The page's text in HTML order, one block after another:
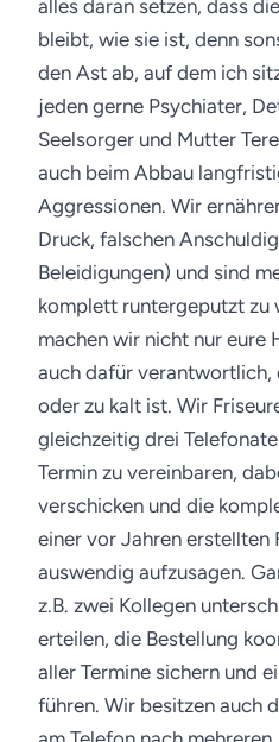
alles daran setzen, dass
bleibt, wie sie ist, denn
den Ast ab, auf dem ich
jeden gerne Psychiater,
Seelsorger und Mutter
auch beim Abbau
Aggressionen. Wir
Druck, falschen
Beleidigungen) und sind
komplett runtergeputzt zu
machen wir nicht nur eure
auch dafür verantwortlich,
oder zu kalt ist. Wir
gleichzeitig drei
Termin zu vereinbaren,
verschicken und die
einer vor Jahren erstellten
auswendig aufzusagen.
z.B. zwei Kollegen
erteilen, die Bestellung
aller Termine sichern und
führen. Wir besitzen auch